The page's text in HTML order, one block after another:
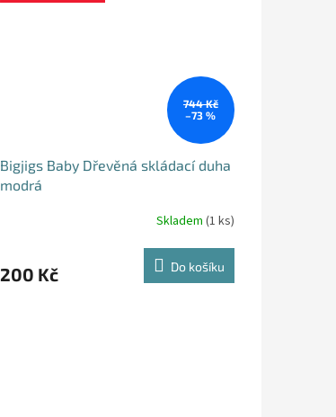
744 Kč
–73 %
Bigjigs Baby Dřevěná skládací duha
modrá
Skladem (1 ks)
200 Kč Do košíku